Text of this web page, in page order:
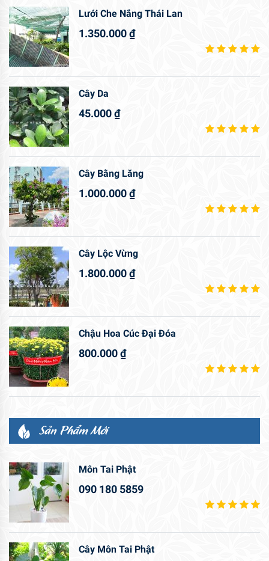
Lưới Che Nắng Thái Lan
1.350.000₫
Cây Da
45.000₫
Cây Bằng Lăng
1.000.000₫
Cây Lộc Vừng
1.800.000₫
Chậu Hoa Cúc Đại Đóa
800.000₫
Sản Phẩm Mới
Môn Tai Phật
090 180 5859
Cây Môn Tai Phật